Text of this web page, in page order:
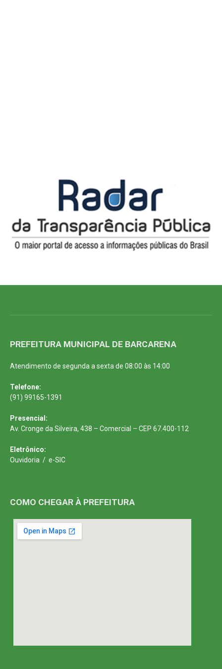
PREFEITURA MUNICIPAL DE BARCARENA
Atendimento de segunda a sexta de 08:00 às 14:00
Telefone:
(91) 99165-1391
Presencial:
Av. Cronge da Silveira, 438 – Comercial – CEP 67.400-112
Eletrônico:
Ouvidoria / e-SIC
COMO CHEGAR À PREFEITURA